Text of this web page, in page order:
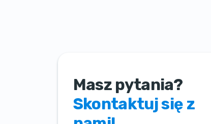
Masz pytania?
Skontaktuj się z